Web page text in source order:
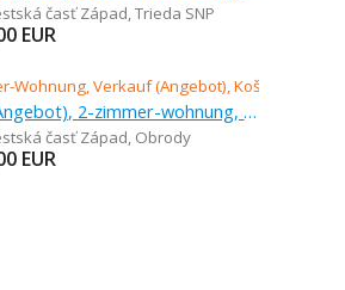
časť Západ,Trieda SNP
EUR
Verkauf (Angebot), 2-zimmer-wohnung, 63 m
časť Západ, Obrody
EUR